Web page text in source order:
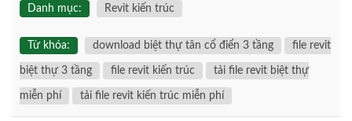
Danh mục: Revit kiến trúc
Từ khóa: download biệt thự tân cổ điển 3 tầng file revit
biệt thự 3 tầng file revit kiến trúc tải file revit biệt thự
miễn phí tải file revit kiến trúc miễn phí